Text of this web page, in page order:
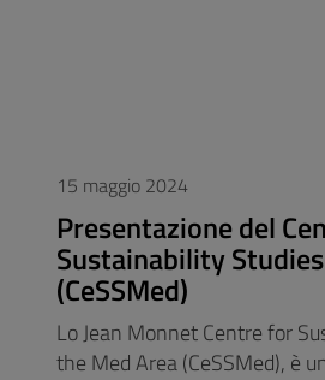
15 maggio 2024
Presentazione del
Sustainability
(CeSSMed)
Lo Jean Monnet Centre for
the Med Area (CeSSMed), è